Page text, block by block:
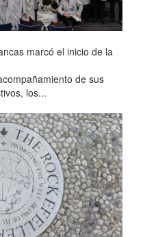
marcó el inicio de la
de sus
los...